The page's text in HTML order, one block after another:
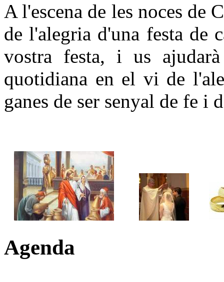
A l'escena de les noces de
de l'alegria d'una festa de
vostra festa, i us
quotidiana en el vi de
ganes de ser senyal de fe i
Agenda